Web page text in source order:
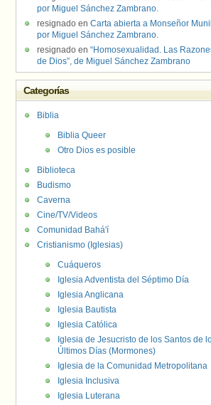
por Miguel Sánchez Zambrano.
resignado en Carta abierta a Monseñor
por Miguel Sánchez Zambrano.
resignado en “Homosexualidad. Las
de Dios”, de Miguel Sánchez Zambrano
Categorías
Biblia
Biblia Queer
Otro Dios es posible
Biblioteca
Budismo
Caverna
Cine/TV/Videos
Comunidad Bahá'í
Cristianismo (Iglesias)
Cuáqueros
Iglesia Adventista del Séptimo Día
Iglesia Anglicana
Iglesia Bautista
Iglesia Católica
Iglesia de Jesucristo de los Santos de
Últimos Días (Mormones)
Iglesia de la Comunidad Metropolitana
Iglesia Inclusiva
Iglesia Luterana